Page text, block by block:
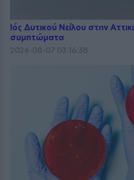
Ιός Δυτικού Νείλου στην
συμπτώματα
2026-08-07 03:16:38